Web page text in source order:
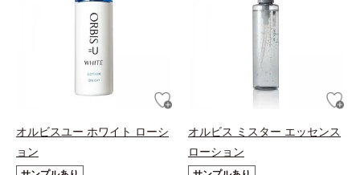
オルビスユー ホワイト ローシ
ョン
オルビス ミスター エッセンス
ローション